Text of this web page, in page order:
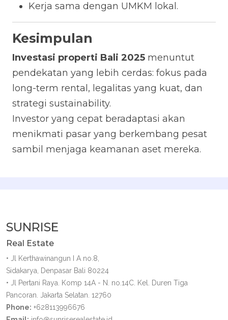
Kerja sama dengan UMKM lokal.
Kesimpulan
Investasi properti Bali 2025 menuntut
pendekatan yang lebih cerdas: fokus pada
long-term rental, legalitas yang kuat, dan
strategi sustainability.
Investor yang cepat beradaptasi akan
menikmati pasar yang berkembang pesat
sambil menjaga keamanan aset mereka.
SUNRISE
Real Estate
• Jl Kerthawinangun I A no.8,
Sidakarya, Denpasar Bali 80224
• Jl Pertani Raya. Komp 14A - N. no.14C. Kel. Duren Tiga
Pancoran. Jakarta Selatan. 12760
Phone: +628113996676